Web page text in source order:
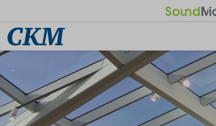
天花板輕鋼架
平面天花板輕鋼架
方塊金屬天花
平板方塊金屬天花